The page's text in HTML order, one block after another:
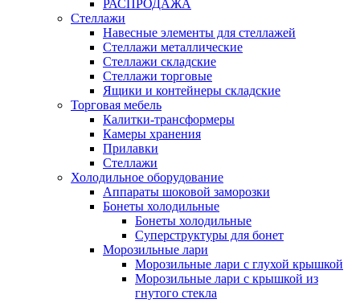
РАСПРОДАЖА
Стеллажи
Навесные элементы для стеллажей
Стеллажи металлические
Стеллажи складские
Стеллажи торговые
Ящики и контейнеры складские
Торговая мебель
Калитки-трансформеры
Камеры хранения
Прилавки
Стеллажи
Холодильное оборудование
Аппараты шоковой заморозки
Бонеты холодильные
Бонеты холодильные
Суперструктуры для бонет
Морозильные лари
Морозильные лари с глухой крышкой
Морозильные лари с крышкой из
гнутого стекла